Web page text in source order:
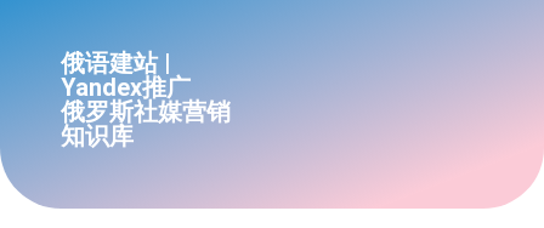
俄语建站 |
Yandex推广
俄罗斯社媒营销
知识库